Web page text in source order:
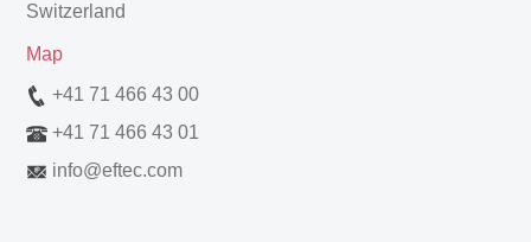
Switzerland
Map
+41 71 466 43 00
+41 71 466 43 01
info@eftec.com